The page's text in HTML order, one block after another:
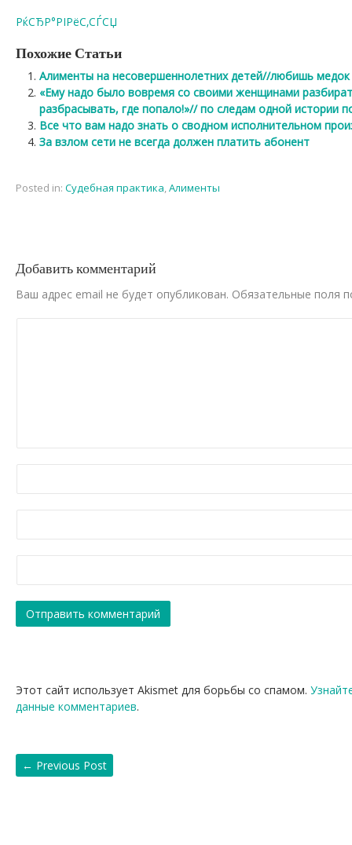
РќСЂР°РІРёС‚СЃСЏ
Похожие Статьи
Алименты на несовершеннолетних детей//любишь
«Ему надо было вовремя со своими женщинами
разбрасывать, где попало!»// по следам одной истории
Все что вам надо знать о сводном исполнительном
За взлом сети не всегда должен платить абонент
Posted in: Cудебная практика,Алименты
Добавить комментарий
Ваш адрес email не будет опубликован. Обязательные поля
Этот сайт использует Akismet для борьбы со спамом.
данные комментариев.
← Previous Post